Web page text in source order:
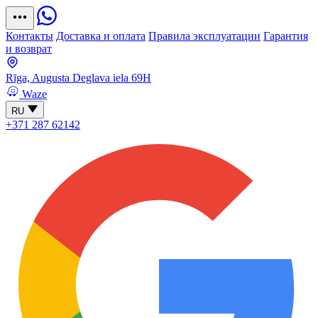
Контакты Доставка и оплата Правила эксплуатации Гарантия
и возврат
Rīga, Augusta Deglava iela 69H
Waze
RU
+371 287 62142